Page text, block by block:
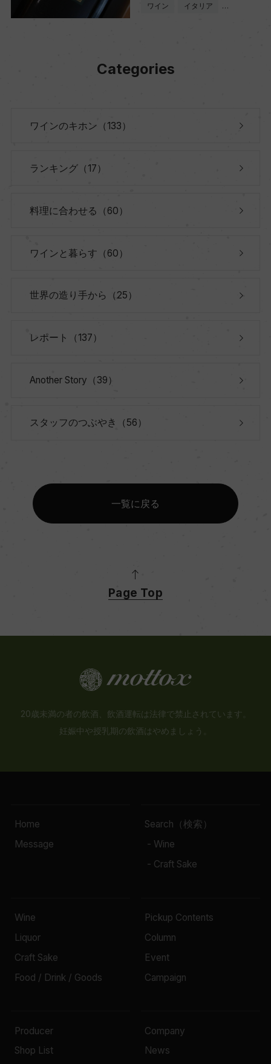
ワイン イタリア …
Categories
ワインのキホン（133）
ランキング（17）
料理に合わせる（60）
ワインと暮らす（60）
世界の造り手から（25）
レポート（137）
Another Story（39）
スタッフのつぶやき（56）
一覧に戻る
Page Top
20歳未満の者の飲酒、飲酒運転は法律で禁止されています。
妊娠中や授乳期の飲酒はやめましょう。
Home
Message
Search（検索）
- Wine
- Craft Sake
Wine
Liquor
Craft Sake
Food / Drink / Goods
Pickup Contents
Column
Event
Campaign
Producer
Shop List
Company
News